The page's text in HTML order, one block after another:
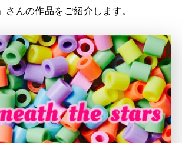
」さんの作品をご紹介します。